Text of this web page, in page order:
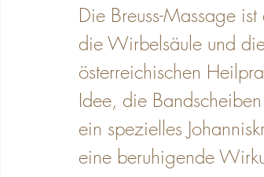
Die Breuss-Massage
die Wirbelsäule und
österreichischen
Idee, die
ein spezielles
eine beruhigende